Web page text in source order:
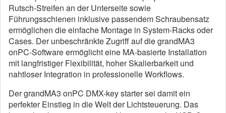
Rutsch-Streifen an der Unterseite sowie
Führungsschienen inklusive passendem Schraubensatz
ermöglichen die einfache Montage in System-Racks oder
Cases. Der unbeschränkte Zugriff auf die grandMA3
onPC-Software ermöglicht eine MA-basierte Installation
mit langfristiger Flexibilität, hoher Skalierbarkeit und
nahtloser Integration in professionelle Workflows.
Der grandMA3 onPC DMX-key starter sei damit ein
perfekter Einstieg in die Welt der Lichtsteuerung. Das